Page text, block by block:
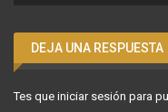
DEJA UNA RESPUESTA
Tes que iniciar sesión para